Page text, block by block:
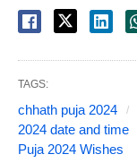
TAGS:
chhath puja 2024
2024 date and time
Puja 2024 Wishes